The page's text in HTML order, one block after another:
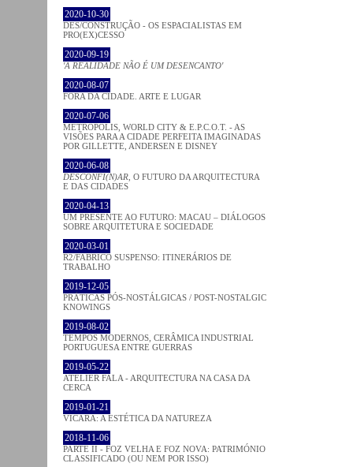
2020-10-30
DES/CONSTRUÇÃO - OS ESPACIALISTAS EM
PRO(EX)CESSO
2020-09-19
'A REALIDADE NÃO É UM DESENCANTO'
2020-08-07
FORA DA CIDADE. ARTE E LUGAR
2020-07-06
METROPOLIS, WORLD CITY & E.P.C.O.T. - AS
VISÕES PARA A CIDADE PERFEITA IMAGINADAS
POR GILLETTE, ANDERSEN E DISNEY
2020-06-08
DESCONFI(N)AR , O FUTURO DA ARQUITECTURA
E DAS CIDADES
2020-04-13
UM PRESENTE AO FUTURO: MACAU – DIÁLOGOS
SOBRE ARQUITETURA E SOCIEDADE
2020-03-01
R2/FABRICO SUSPENSO: ITINERÁRIOS DE
TRABALHO
2019-12-05
PRÁTICAS PÓS-NOSTÁLGICAS / POST-NOSTALGIC
KNOWINGS
2019-08-02
TEMPOS MODERNOS, CERÂMICA INDUSTRIAL
PORTUGUESA ENTRE GUERRAS
2019-05-22
ATELIER FALA - ARQUITECTURA NA CASA DA
CERCA
2019-01-21
VICARA: A ESTÉTICA DA NATUREZA
2018-11-06
PARTE II - FOZ VELHA E FOZ NOVA: PATRIMÓNIO
CLASSIFICADO (OU NEM POR ISSO)